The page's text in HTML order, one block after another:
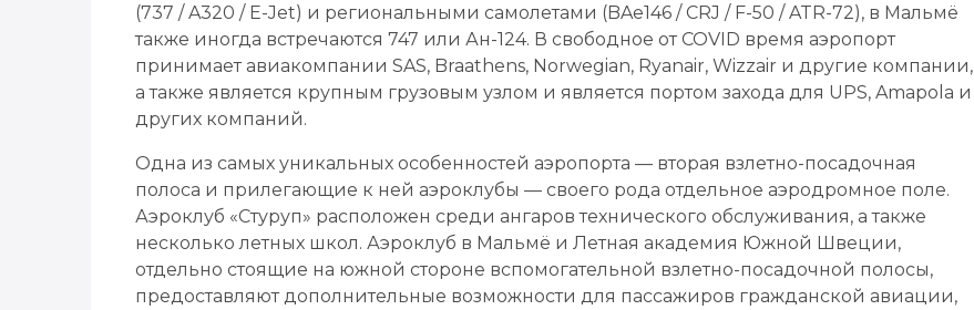
(737 / A320 / E-Jet) и региональными самолетами (BAe146 / CRJ / F-50 / ATR-72), в Мальмё
также иногда встречаются 747 или Ан-124. В свободное от COVID время аэропорт
принимает авиакомпании SAS, Braathens, Norwegian, Ryanair, Wizzair и другие компании,
а также является крупным грузовым узлом и является портом захода для UPS, Amapola и
других компаний.
Одна из самых уникальных особенностей аэропорта — вторая взлетно-посадочная
полоса и прилегающие к ней аэроклубы — своего рода отдельное аэродромное поле.
Аэроклуб «Стуруп» расположен среди ангаров технического обслуживания, а также
несколько летных школ. Аэроклуб в Мальмё и Летная академия Южной Швеции,
отдельно стоящие на южной стороне вспомогательной взлетно-посадочной полосы,
предоставляют дополнительные возможности для пассажиров гражданской авиации,